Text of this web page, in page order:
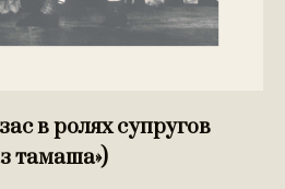
в ролях супругов
тамаша»)